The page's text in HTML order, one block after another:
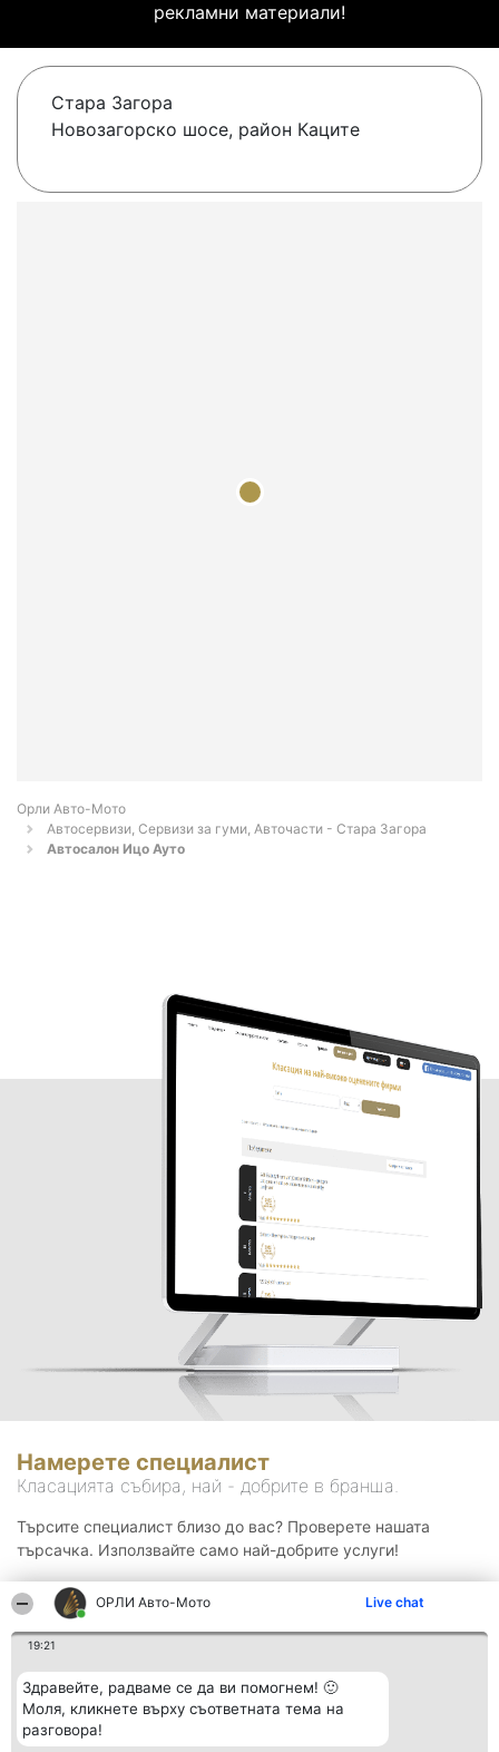
ОРЛИ Aвто-Mото Live chat
19:21
Здравейте, радваме се да ви помогнем! 🙂
Моля, кликнете върху съответната тема на
разговора!
рекламни материали!
Стара Загора
Новозагорско шосе, район Каците
Орли Aвто-Mото
Автосервизи, Сервизи за гуми, Авточасти - Стара Загора
Автосалон Ицо Ауто
Намерете специалист
Класацията събира, най - добрите в бранша.
Търсите специалист близо до вас? Проверете нашата
търсачка. Използвайте само най-добрите услуги!